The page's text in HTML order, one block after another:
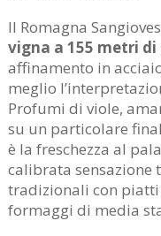
Il Romagna
vigna a 155 metri
affinamento in
meglio
Profumi di viole,
su un particolare
è la freschezza al
calibrata sensazione
tradizionali con piatti
formaggi di media